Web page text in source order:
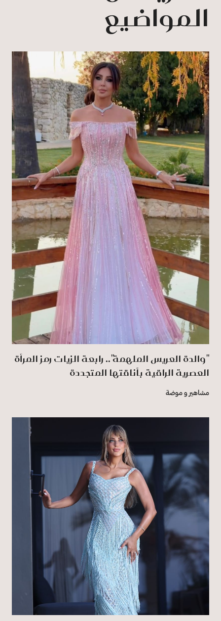
المواضيع
"والدة العريس الملهمة".. رابعة الزيات رمز المرأة
العصرية الراقية بأناقتها المتجددة
مشاهير و موضة